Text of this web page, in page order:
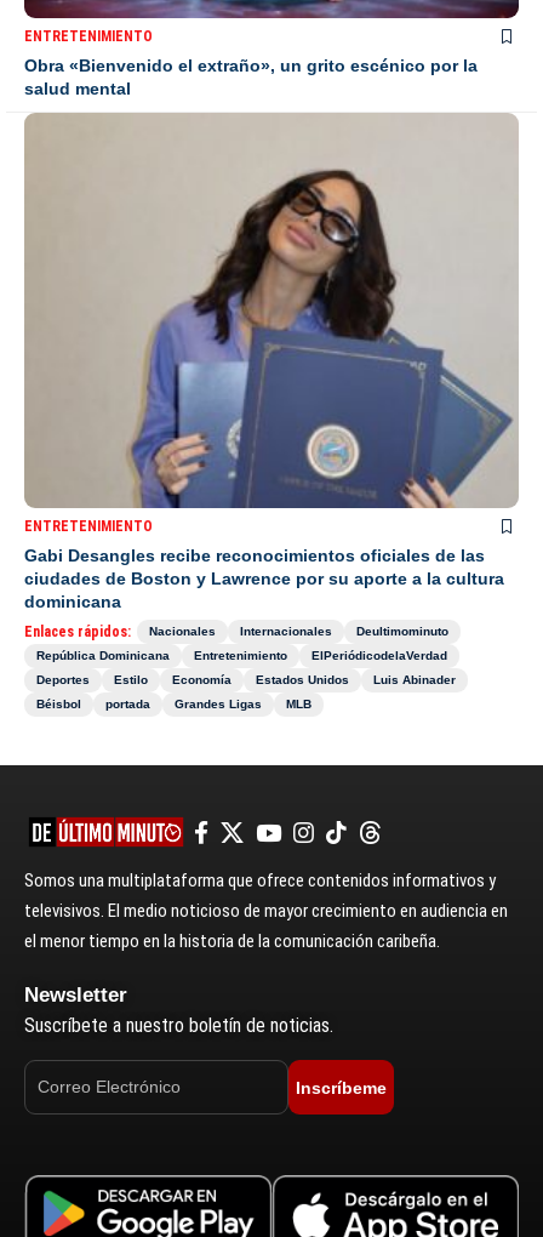
ENTRETENIMIENTO
Obra «Bienvenido el extraño», un grito escénico por la
salud mental
ENTRETENIMIENTO
Gabi Desangles recibe reconocimientos oficiales de las
ciudades de Boston y Lawrence por su aporte a la cultura
dominicana
Enlaces rápidos: Nacionales Internacionales
Deultimominuto
República Dominicana
Entretenimiento
ElPeriódicodelaVerdad
Deportes
Estilo Economía Estados Unidos
Luis Abinader
Béisbol
portada Grandes Ligas MLB
Somos una multiplataforma que ofrece contenidos informativos y
televisivos. El medio noticioso de mayor crecimiento en audiencia en
el menor tiempo en la historia de la comunicación caribeña.
Newsletter
Suscríbete a nuestro boletín de noticias.
Inscríbeme